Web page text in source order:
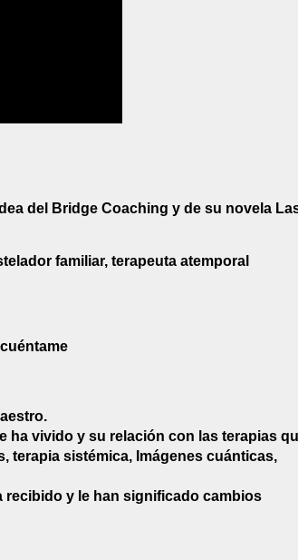
del Bridge Coaching y de su novela
familiar, terapeuta atemporal
ha vivido y su relación con las terapias
terapia sistémica, Imágenes cuánticas,
recibido y le han significado cambios